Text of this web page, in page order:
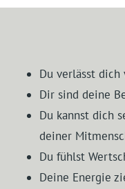
Du verlässt
Dir sind deine
Du kannst dich
deiner
Du fühlst
Deine Energie